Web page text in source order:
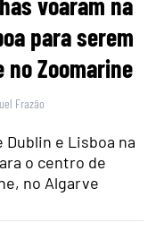
para serem
Zoomarine
Frazão
e Lisboa na
o centro de
no Algarve